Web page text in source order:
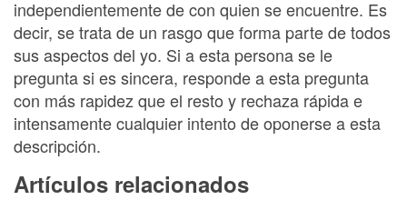
independientemente de con quien se encuentre. Es
decir, se trata de un rasgo que forma parte de todos
sus aspectos del yo. Si a esta persona se le
pregunta si es sincera, responde a esta pregunta
con más rapidez que el resto y rechaza rápida e
intensamente cualquier intento de oponerse a esta
descripción.
Artículos relacionados